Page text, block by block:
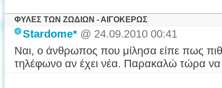
ΦΥΛΕΣ ΤΩΝ ΖΩΔΙΩΝ - ΑΙΓΟΚΕΡΩΣ
Stardome* @ 24.09.2010 00:41
Ναι, ο άνθρωπος που μίλησα είπε πως
τηλέφωνο αν έχει νέα. Παρακαλώ τώρα να